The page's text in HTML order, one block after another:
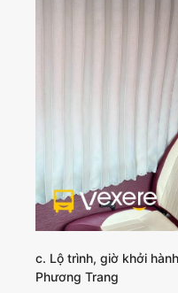
c. Lộ trình, giờ khởi
Phương Trang